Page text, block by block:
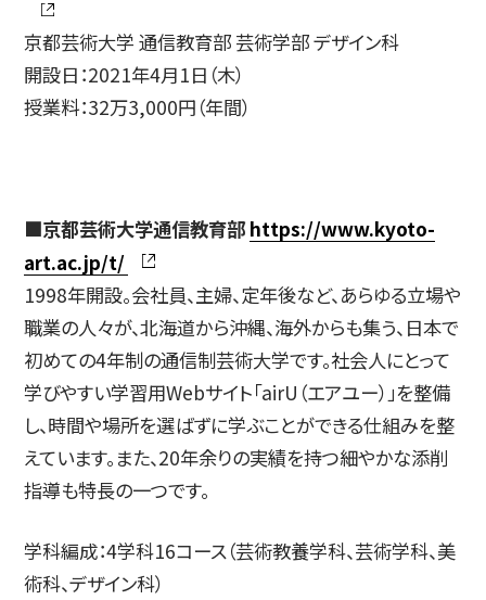
京都芸術大学 通信教育部 芸術学部 デザイン科
開設日：2021年4月1日（木）
授業料：32万3,000円（年間）
■京都芸術大学通信教育部https://www.kyoto-
art.ac.jp/t/
1998年開設。会社員、主婦、定年後など、あらゆる立場や
職業の人々が、北海道から沖縄、海外からも集う、日本で
初めての4年制の通信制芸術大学です。社会人にとって
学びやすい学習用Webサイト「airU（エアユー）」を整備
し、時間や場所を選ばずに学ぶことができる仕組みを整
えています。また、20年余りの実績を持つ細やかな添削
指導も特長の一つです。
学科編成：4学科16コース（芸術教養学科、芸術学科、美
術科、デザイン科）